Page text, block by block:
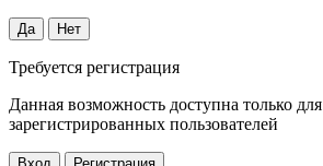
Да Нет
Требуется регистрация
Данная возможность доступна только для
зарегистрированных пользователей